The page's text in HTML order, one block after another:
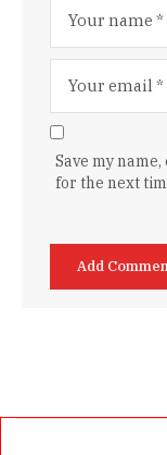
Save my
for the next